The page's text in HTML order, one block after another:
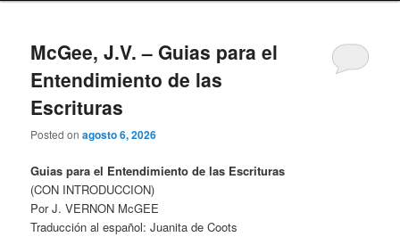
McGee, J.V. – Guias para el
Entendimiento de las
Escrituras
Posted onagosto 6, 2026
Guias para el Entendimiento de las Escrituras
(CON INTRODUCCION)
Por J. VERNON McGEE
Traducción al español: Juanita de Coots